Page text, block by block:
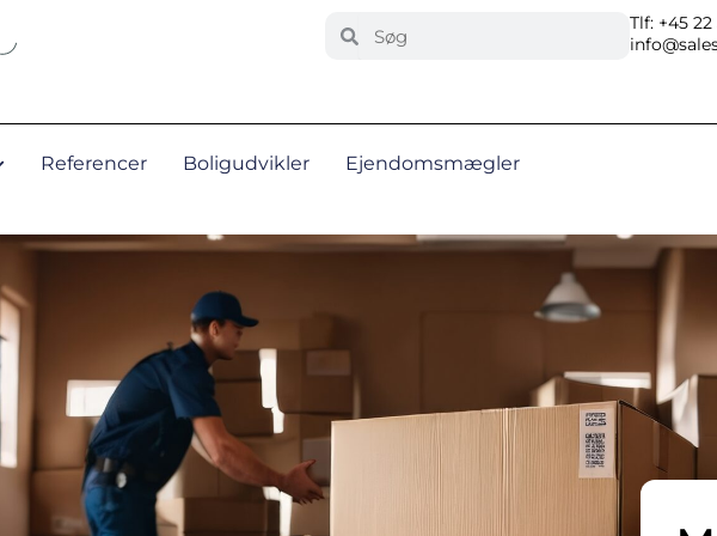
Search
Tlf: +45 22
Referencer Boligudvikler
Ejendomsmægler